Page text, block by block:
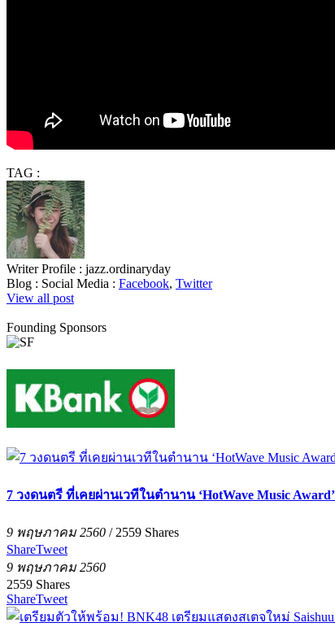
TAG :
Writer Profile : jazz.ordinaryday
Blog : Social Media : Facebook, Twitter
View all post
Founding Sponsors
7 วงดนตรี ที่เคยผ่านเวทีในตำนาน ‘HotWave Music Award’
9 พฤษภาคม 2560 /2559 Shares
ShareTweet
9 พฤษภาคม 2560
2559 Shares
ShareTweet